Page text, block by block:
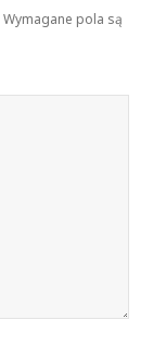
Wymagane pola są